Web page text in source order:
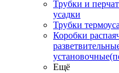
Трубки и
усадки
Трубки
Коробки
Ещё